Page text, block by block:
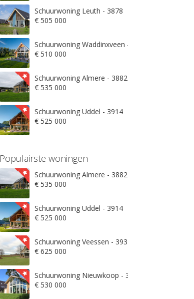
Schuurwoning Leuth - 3878
€ 505 000
Schuurwoning Waddinxveen - 3845
€ 510 000
Schuurwoning Almere - 3882
€ 535 000
Schuurwoning Uddel - 3914
€ 525 000
Populairste woningen
Schuurwoning Almere - 3882
€ 535 000
Schuurwoning Uddel - 3914
€ 525 000
Schuurwoning Veessen - 3932
€ 625 000
Schuurwoning Nieuwkoop - 3871
€ 530 000